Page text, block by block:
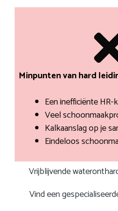
Minpunten van hard
Een inefficiënte HR-
Veel
Kalkaanslag op je
Eindeloos
Vrijblijvende
Vind een